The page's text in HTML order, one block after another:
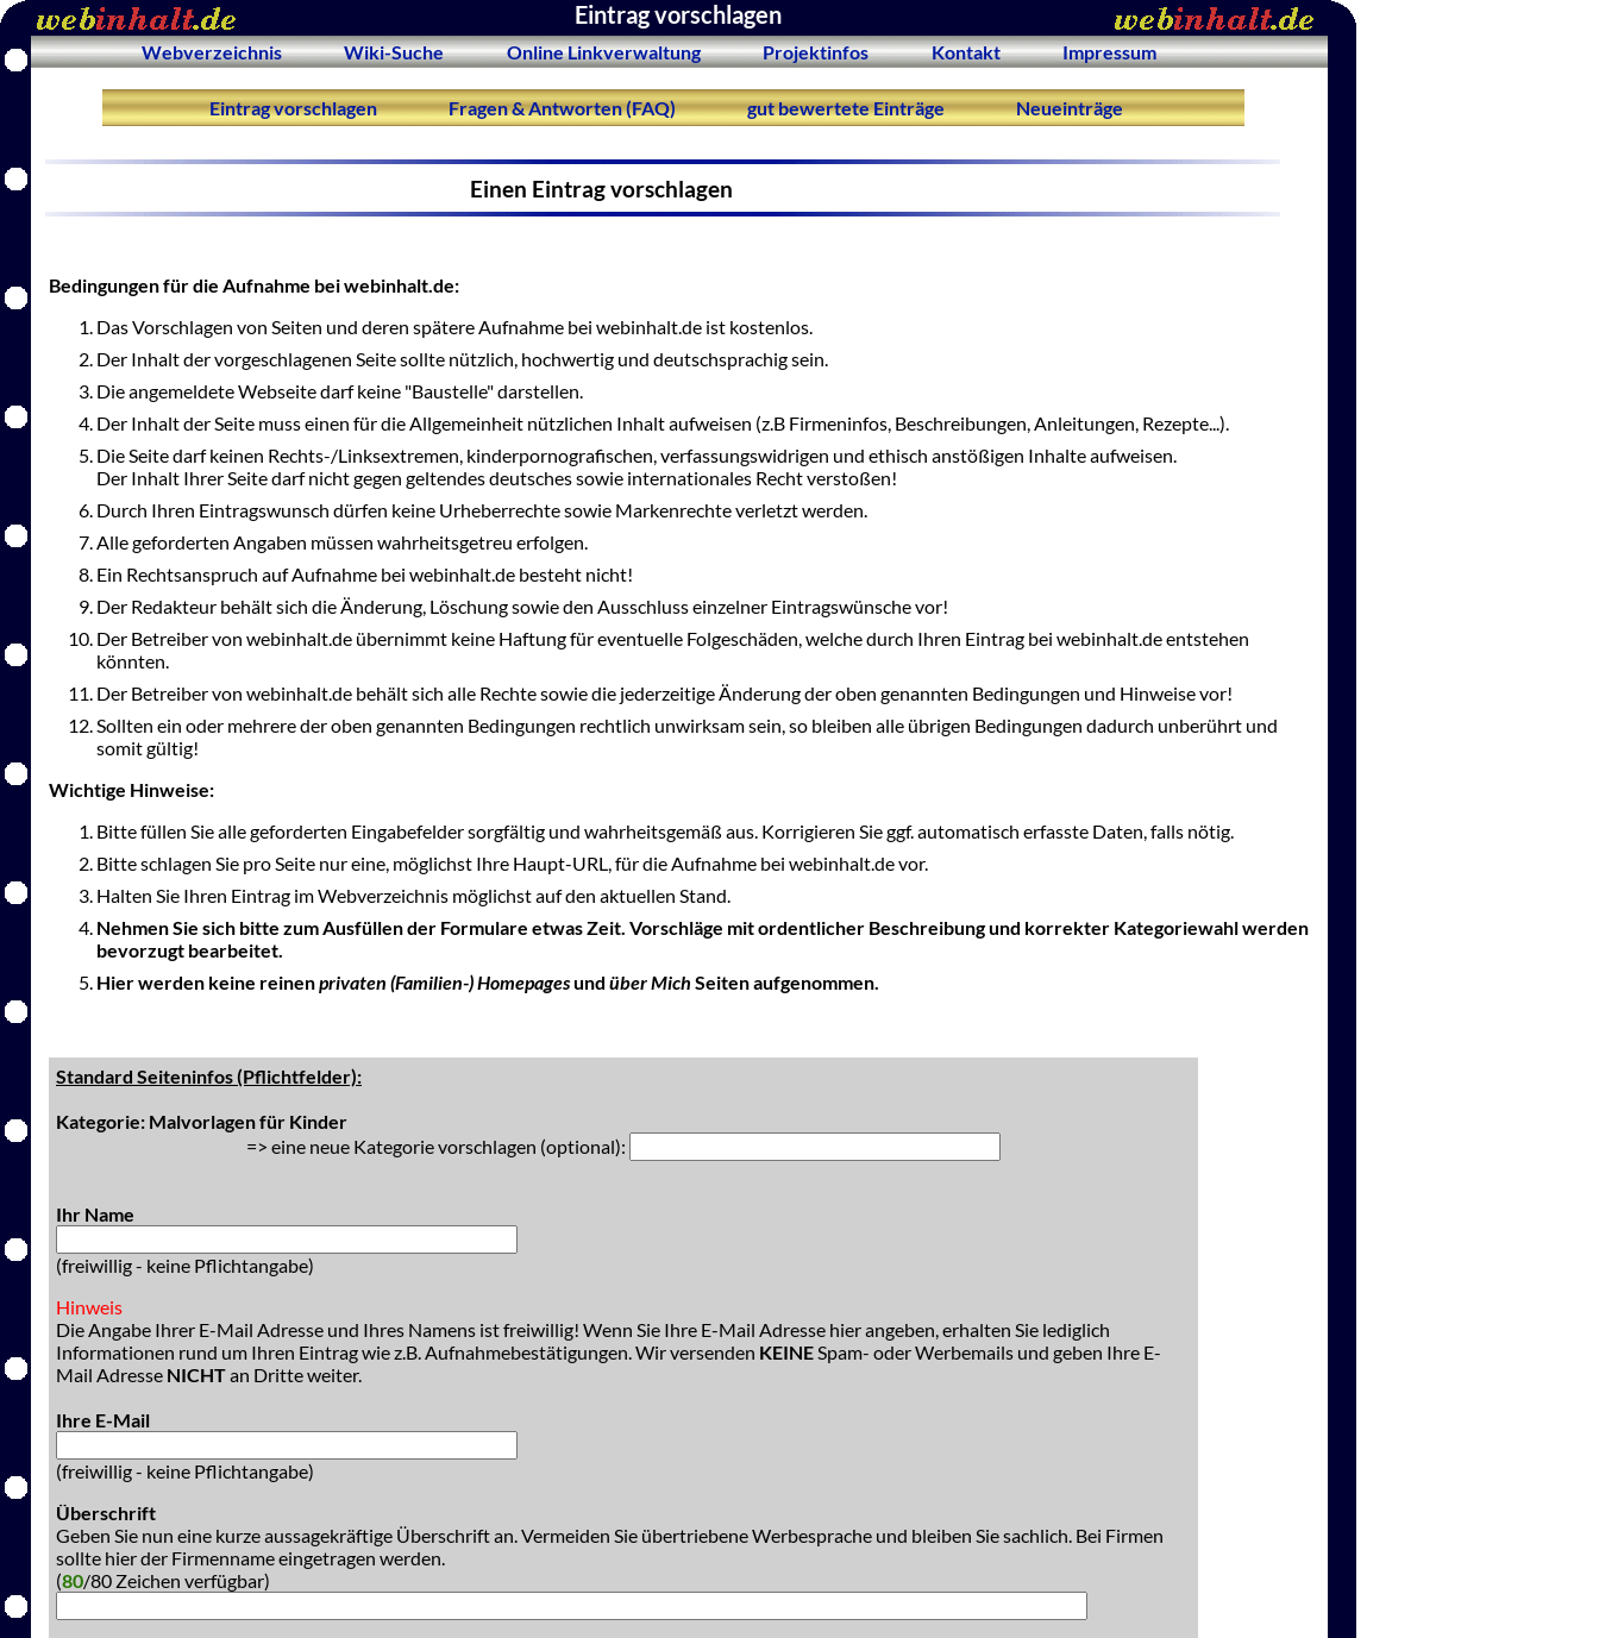
Eintrag vorschlagen
Webverzeichnis Wiki-Suche Online Linkverwaltung Projektinfos Kontakt Impressum
Eintrag vorschlagen Fragen & Antworten (FAQ) gut bewertete Einträge Neueinträge
Einen Eintrag vorschlagen
Bedingungen für die Aufnahme bei webinhalt.de:
Das Vorschlagen von Seiten und deren spätere Aufnahme bei webinhalt.de ist kostenlos.
Der Inhalt der vorgeschlagenen Seite sollte nützlich, hochwertig und deutschsprachig sein.
Die angemeldete Webseite darf keine "Baustelle" darstellen.
Der Inhalt der Seite muss einen für die Allgemeinheit nützlichen Inhalt aufweisen (z.B Firmeninfos, Beschreibungen, Anleitungen, Rezepte...).
Die Seite darf keinen Rechts-/Linksextremen, kinderpornografischen, verfassungswidrigen und ethisch anstößigen Inhalte aufweisen.
Der Inhalt Ihrer Seite darf nicht gegen geltendes deutsches sowie internationales Recht verstoßen!
Durch Ihren Eintragswunsch dürfen keine Urheberrechte sowie Markenrechte verletzt werden.
Alle geforderten Angaben müssen wahrheitsgetreu erfolgen.
Ein Rechtsanspruch auf Aufnahme bei webinhalt.de besteht nicht!
Der Redakteur behält sich die Änderung, Löschung sowie den Ausschluss einzelner Eintragswünsche vor!
Der Betreiber von webinhalt.de übernimmt keine Haftung für eventuelle Folgeschäden, welche durch Ihren Eintrag bei webinhalt.de entstehen
könnten.
Der Betreiber von webinhalt.de behält sich alle Rechte sowie die jederzeitige Änderung der oben genannten Bedingungen und Hinweise vor!
Sollten ein oder mehrere der oben genannten Bedingungen rechtlich unwirksam sein, so bleiben alle übrigen Bedingungen dadurch unberührt und
somit gültig!
Wichtige Hinweise:
Bitte füllen Sie alle geforderten Eingabefelder sorgfältig und wahrheitsgemäß aus. Korrigieren Sie ggf. automatisch erfasste Daten, falls nötig.
Bitte schlagen Sie pro Seite nur eine, möglichst Ihre Haupt-URL, für die Aufnahme bei webinhalt.de vor.
Halten Sie Ihren Eintrag im Webverzeichnis möglichst auf den aktuellen Stand.
Nehmen Sie sich bitte zum Ausfüllen der Formulare etwas Zeit. Vorschläge mit ordentlicher Beschreibung und korrekter Kategoriewahl werden
bevorzugt bearbeitet.
Hier werden keine reinenprivaten (Familien-) Homepagesund über Mich Seiten aufgenommen.
Standard Seiteninfos (Pflichtfelder):
Kategorie: Malvorlagen für Kinder
=> eine neue Kategorie vorschlagen (optional):
Ihr Name
(freiwillig - keine Pflichtangabe)
Hinweis
Die Angabe Ihrer E-Mail Adresse und Ihres Namens ist freiwillig! Wenn Sie Ihre E-Mail Adresse hier angeben, erhalten Sie lediglich
Informationen rund um Ihren Eintrag wie z.B. Aufnahmebestätigungen. Wir versenden KEINESpam- oder Werbemails und geben Ihre E-
Mail Adresse NICHTan Dritte weiter.
Ihre E-Mail
(freiwillig - keine Pflichtangabe)
Überschrift
Geben Sie nun eine kurze aussagekräftige Überschrift an. Vermeiden Sie übertriebene Werbesprache und bleiben Sie sachlich. Bei Firmen
sollte hier der Firmenname eingetragen werden.
(80/80 Zeichen verfügbar)